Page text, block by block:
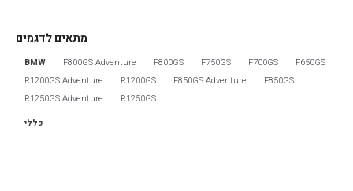
מתאים לדגמים
BMW F650GS
F700GS
F750GS
F800GS
F800GS Adventure
F850GS
F850GS Adventure
R1200GS
R1200GS Adventure
R1250GS
R1250GS Adventure
כללי